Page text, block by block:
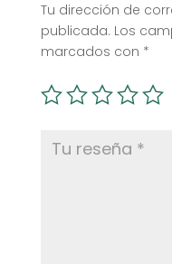
Tu dirección de
publicada. Los
marcados con *